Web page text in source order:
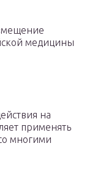
медицины
на
применять
многими